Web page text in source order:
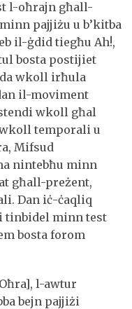
l-oħrajn għall-
pajjiżu u b’kitba
il-ġdid tiegħu Ah!,
bosta postijiet
wkoll irħula
il-moviment
wkoll għal
temporali u
Mifsud
nintebħu minn
għall-preżent,
Dan iċ-ċaqliq
tinbidel minn test
bosta forom
l-awtur
bejn pajjiżi